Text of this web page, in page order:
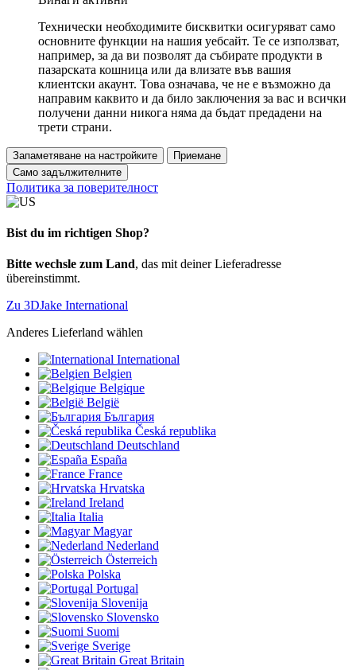
Технически необходимите бисквитки осигуряват само
основните функции на нашия уебсайт. Те се използват,
например, за да ви позволят да събирате продукти в
пазарската кошница или да влизате във вашия
клиентски акаунт. Това означава, че не е възможно да
направим каквито и да било заключения за вас и всички
получени данни никога няма да бъдат предадени на
трети страни.
Запаметяване на настройките
Приемане
Само задължителните
Политика за поверителност
Bist du im richtigen Shop?
Bitte wechsle zum Land, das mit deiner Lieferadresse
übereinstimmt.
Zu 3DJake International
Anderes Lieferland wählen
International
Belgien
Belgique
België
България
Česká republika
Deutschland
España
France
Hrvatska
Ireland
Italia
Magyar
Nederland
Österreich
Polska
Portugal
Slovenija
Slovensko
Suomi
Sverige
Great Britain